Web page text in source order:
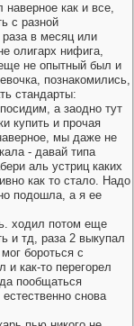
как и все,
с разной
в месяц или
олигарх нифига,
не опытный был и
познакомились,
стандарты:
а заодно тут
купить и прочая
мы даже не
- давай типа
аль устриц каких
как то стало. Надо
подошла, а я ее
ходил потом еще
и тд, раза 2 выкупал
бороться с
как-то перегорел
пообщаться
снова